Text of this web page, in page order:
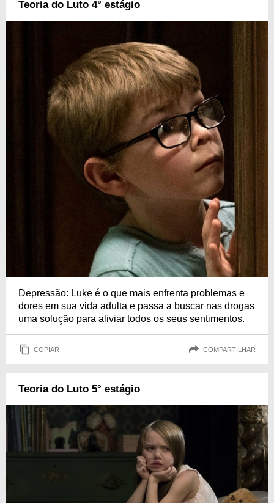
Teoria do Luto 4° estágio
Depressão: Luke é o que mais enfrenta problemas e
dores em sua vida adulta e passa a buscar nas drogas
uma solução para aliviar todos os seus sentimentos.
COPIAR COMPARTILHAR
Teoria do Luto 5° estágio